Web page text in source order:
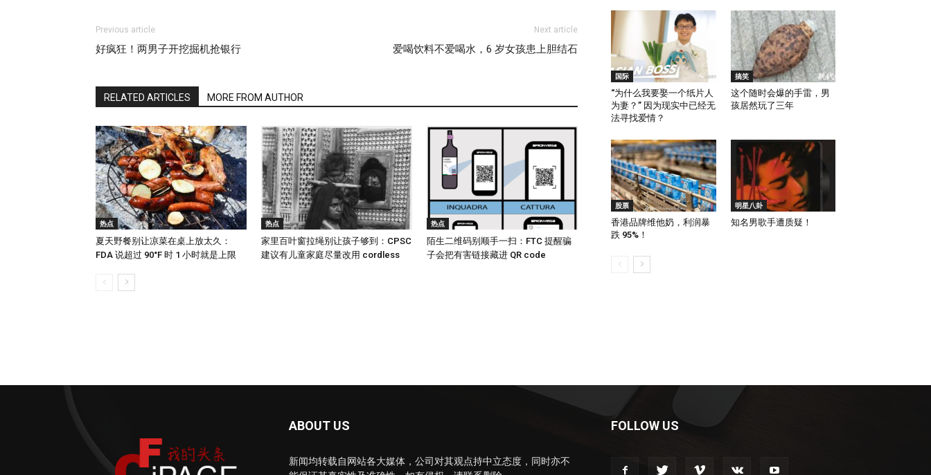
Previous article
好疯狂！两男子开挖掘机抢银行
Next article
爱喝饮料不爱喝水，6 岁女孩患上胆结石
RELATED ARTICLES MORE FROM AUTHOR
热点
夏天野餐别让凉菜在桌上放太久：
FDA 说超过 90°F 时 1 小时就是上限
热点
家里百叶窗拉绳别让孩子够到：CPSC
建议有儿童家庭尽量改用 cordless
热点
陌生二维码别顺手一扫：FTC 提醒骗
子会把有害链接藏进 QR code
国际
“为什么我要娶一个纸片人
为妻？” 因为现实中已经无
法寻找爱情？
搞笑
这个随时会爆的手雷，男
孩居然玩了三年
股票
香港品牌维他奶，利润暴
跌 95%！
明星八卦
知名男歌手遭质疑！
ABOUT US
新闻均转载自网站各大媒体，公司对其观点持中立态度，同时亦不
FOLLOW US